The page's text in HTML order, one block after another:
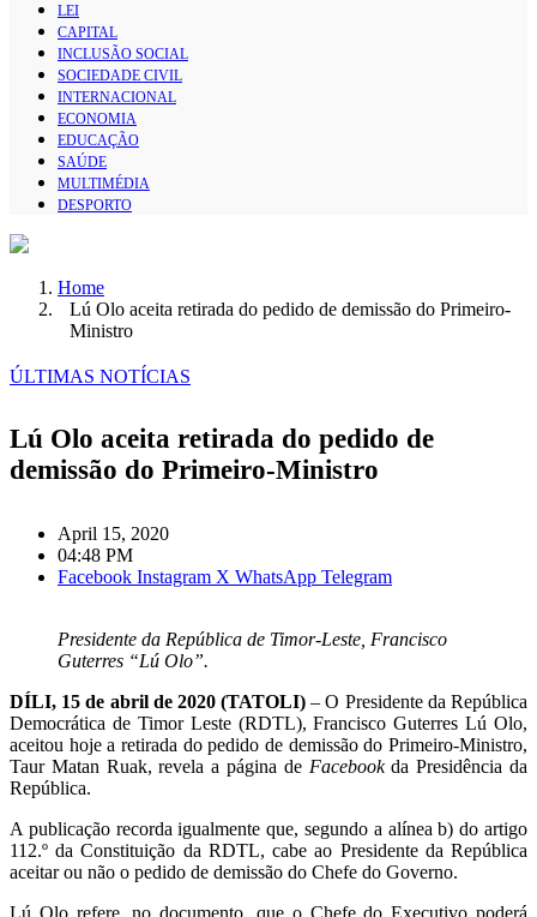
LEI
CAPITAL
INCLUSÃO SOCIAL
SOCIEDADE CIVIL
INTERNACIONAL
ECONOMIA
EDUCAÇÃO
SAÚDE
MULTIMÉDIA
DESPORTO
Home
Lú Olo aceita retirada do pedido de demissão do Primeiro-
Ministro
ÚLTIMAS NOTÍCIAS
Lú Olo aceita retirada do pedido de
demissão do Primeiro-Ministro
April 15, 2020
04:48 PM
Facebook Instagram X WhatsApp Telegram
Presidente da República de Timor-Leste, Francisco
Guterres “Lú Olo”.
DÍLI, 15 de abril de 2020 (TATOLI) – O Presidente da República
Democrática de Timor Leste (RDTL), Francisco Guterres Lú Olo,
aceitou hoje a retirada do pedido de demissão do Primeiro-Ministro,
Taur Matan Ruak, revela a página de Facebookda Presidência da
República.
A publicação recorda igualmente que, segundo a alínea b) do artigo
112.º da Constituição da RDTL, cabe ao Presidente da República
aceitar ou não o pedido de demissão do Chefe do Governo.
Lú Olo refere, no documento, que o Chefe do Executivo poderá